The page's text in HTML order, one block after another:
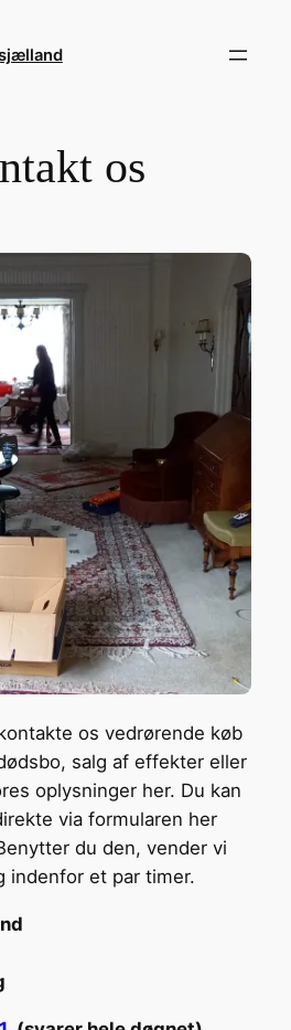
os
os vedrørende køb
salg af effekter eller
oplysninger her. Du kan
via formularen her
du den, vender vi
indenfor et par timer.